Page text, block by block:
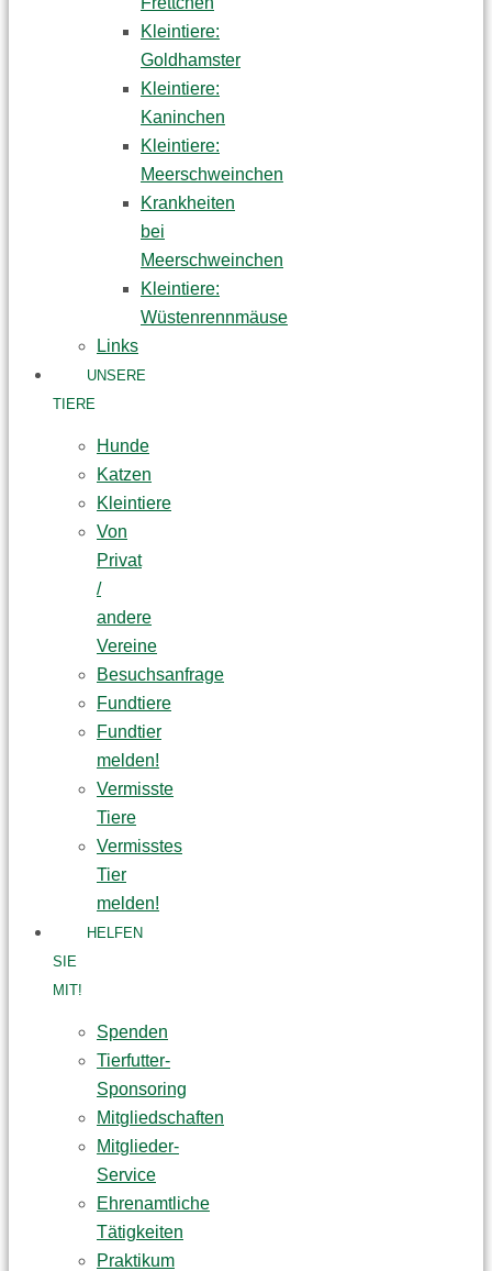
Kleintiere:
Goldhamster
Kleintiere:
Kaninchen
Kleintiere:
Meerschweinchen
Krankheiten
bei
Meerschweinchen
Kleintiere:
Wüstenrennmäuse
Links
UNSERE
TIERE
Hunde
Katzen
Kleintiere
Von
Privat
/
andere
Vereine
Besuchsanfrage
Fundtiere
Fundtier
melden!
Vermisste
Tiere
Vermisstes
Tier
melden!
HELFEN
SIE
MIT!
Spenden
Tierfutter-
Sponsoring
Mitgliedschaften
Mitglieder-
Service
Ehrenamtliche
Tätigkeiten
Praktikum